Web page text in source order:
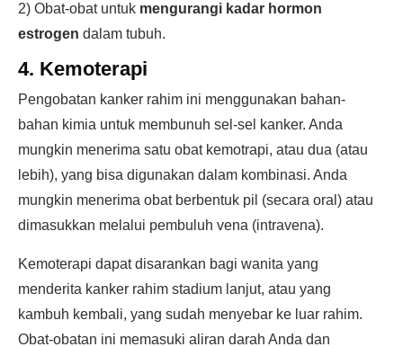
2) Obat-obat untuk mengurangi kadar hormon
estrogen dalam tubuh.
4. Kemoterapi
Pengobatan kanker rahim ini menggunakan bahan-
bahan kimia untuk membunuh sel-sel kanker. Anda
mungkin menerima satu obat kemotrapi, atau dua (atau
lebih), yang bisa digunakan dalam kombinasi. Anda
mungkin menerima obat berbentuk pil (secara oral) atau
dimasukkan melalui pembuluh vena (intravena).
Kemoterapi dapat disarankan bagi wanita yang
menderita kanker rahim stadium lanjut, atau yang
kambuh kembali, yang sudah menyebar ke luar rahim.
Obat-obatan ini memasuki aliran darah Anda dan